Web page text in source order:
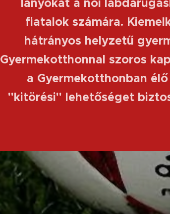
fiatalok számára.
hátrányos helyzetű
Gyermekotthonnal szoros
a Gyermekotthonban
''kitörési'' lehetőséget